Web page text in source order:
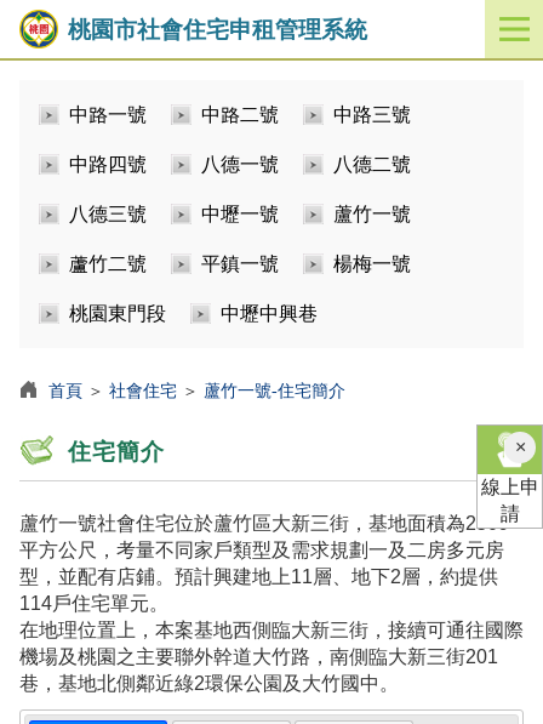
桃園市社會住宅申租管理系統
開
啟
中路一號 中路二號 中路三號
中路四號 八德一號 八德二號
八德三號 中壢一號 蘆竹一號
蘆竹二號 平鎮一號 楊梅一號
桃園東門段 中壢中興巷
首頁 ＞ 社會住宅 ＞ 蘆竹一號-住宅簡介
住宅簡介
蘆竹一號社會住宅位於蘆竹區大新三街，基地面積為2509
平方公尺，考量不同家戶類型及需求規劃一及二房多元房
型，並配有店鋪。預計興建地上11層、地下2層，約提供
114戶住宅單元。
在地理位置上，本案基地西側臨大新三街，接續可通往國際
機場及桃園之主要聯外幹道大竹路，南側臨大新三街201
巷，基地北側鄰近綠2環保公園及大竹國中。
×關
閉
線上申
請